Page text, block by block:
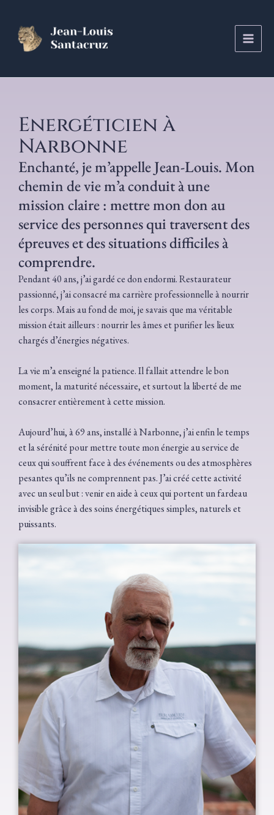
contenu
Energéticien à
Narbonne
Enchanté, je m’appelle Jean-Louis. Mon
chemin de vie m’a conduit à une
mission claire : mettre mon don au
service des personnes qui traversent des
épreuves et des situations difficiles à
comprendre.
Pendant 40 ans, j’ai gardé ce don endormi. Restaurateur
passionné, j’ai consacré ma carrière professionnelle à nourrir
les corps. Mais au fond de moi, je savais que ma véritable
mission était ailleurs : nourrir les âmes et purifier les lieux
chargés d’énergies négatives.
La vie m’a enseigné la patience. Il fallait attendre le bon
moment, la maturité nécessaire, et surtout la liberté de me
consacrer entièrement à cette mission.
Aujourd’hui, à 69 ans, installé à Narbonne, j’ai enfin le temps
et la sérénité pour mettre toute mon énergie au service de
ceux qui souffrent face à des événements ou des atmosphères
pesantes qu’ils ne comprennent pas. J’ai créé cette activité
avec un seul but : venir en aide à ceux qui portent un fardeau
invisible grâce à des soins énergétiques simples, naturels et
puissants.